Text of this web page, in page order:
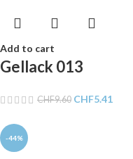
Add to cart
Gellack 013
CHF9.60 CHF5.41
-44%